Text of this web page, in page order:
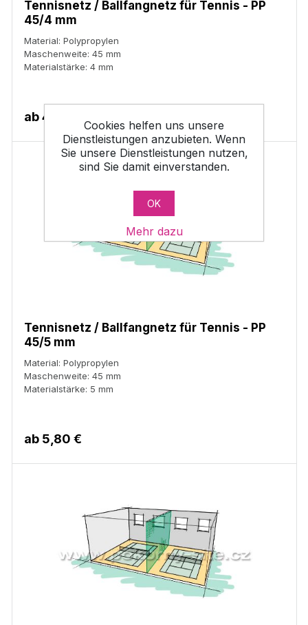
Cookies helfen uns unsere
Dienstleistungen anzubieten. Wenn
Sie unsere Dienstleistungen nutzen,
sind Sie damit einverstanden.
OK
Mehr dazu
Ihre Tennismatche in vollen Zügen!🎾🌟 Tennisnetze
günstig.
Tennisnetz / Ballfangnetz für Tennis - PP
45/4 mm
Material: Polypropylen
Maschenweite: 45 mm
Materialstärke: 4 mm
ab4,40 €
Tennisnetz / Ballfangnetz für Tennis - PP
45/5 mm
Material: Polypropylen
Maschenweite: 45 mm
Materialstärke: 5 mm
ab 5,80 €